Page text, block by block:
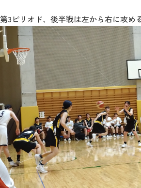
第3ピリオド、後半戦は左から右に攻め